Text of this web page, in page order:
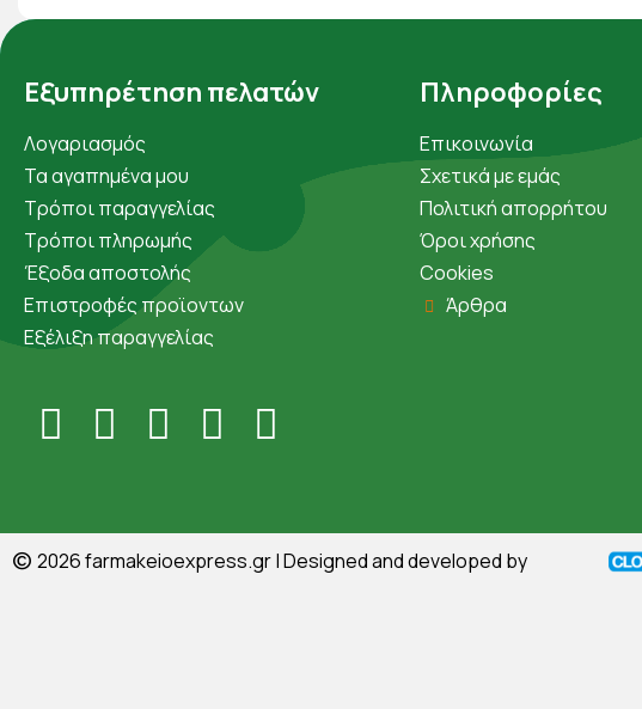
Εξυπηρέτηση πελατών
Λογαριασμός
Τα αγαπημένα μου
Τρόποι παραγγελίας
Τρόποι πληρωμής
Έξοδα αποστολής
Επιστροφές προϊοντων
Εξέλιξη παραγγελίας
Πληροφορίες
Επικοινωνία
Σχετικά με εμάς
Πολιτική απορρήτου
Όροι χρήσης
Cookies
Άρθρα
© 2026farmakeioexpress.gr| Designed and developed by